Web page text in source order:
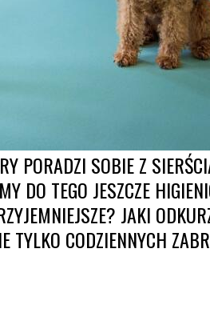
PORADZI SOBIE Z
DO TEGO JESZCZE
JAKI
CODZIENNYCH